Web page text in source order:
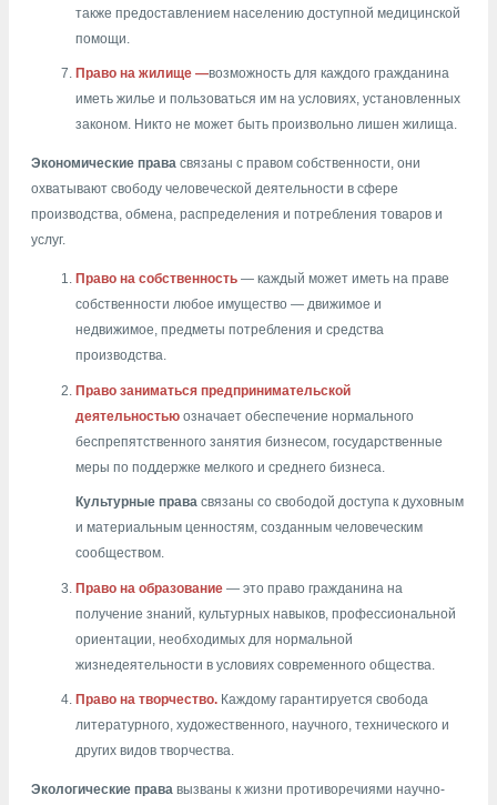
также предоставлением населению доступной медицинской
помощи.
Право на жилище —возможность для каждого гражданина
иметь жилье и пользоваться им на условиях, установленных
законом. Никто не может быть произвольно лишен жилища.
Экономические права связаны с правом собственности, они
охватывают свободу человеческой деятельности в сфере
производства, обмена, распределения и потребления товаров и
услуг.
Право на собственность — каждый может иметь на праве
собственности любое имущество — движимое и
недвижимое, предметы потребления и средства
производства.
Право заниматься предпринимательской
деятельностью означает обеспечение нормального
беспрепятственного занятия бизнесом, государственные
меры по поддержке мелкого и среднего бизнеса.
Культурные права связаны со свободой доступа к духовным
и материальным ценностям, созданным человеческим
сообществом.
Право на образование — это право гражданина на
получение знаний, культурных навыков, профессиональной
ориентации, необходимых для нормальной
жизнедеятельности в условиях современного общества.
Право на творчество. Каждому гарантируется свобода
литературного, художественного, научного, технического и
других видов творчества.
Экологические права вызваны к жизни противоречиями научно-